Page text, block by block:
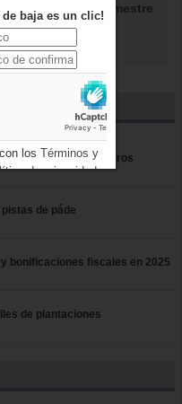
para este semestre
los públicos
casi cien metros
de páde
bonificaciones fiscales en 2025
de plantaciones
de baja es un clic!
los Términos y
de privacidad